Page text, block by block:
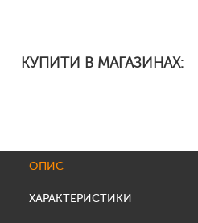
КУПИТИ В МАГАЗИНАХ:
ОПИС
ХАРАКТЕРИСТИКИ